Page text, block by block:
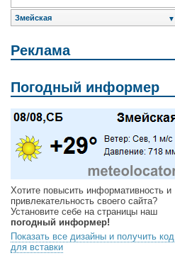
Змейская ▼
Реклама
Погодный информер
Хотите повысить информативность и
привлекательность своего сайта?
Установите себе на страницы наш
погодный информер!
Показать все дизайны и получить код
для вставки